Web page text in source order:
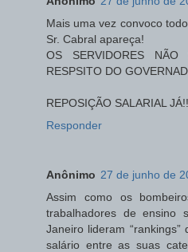
Mais uma vez convoco
Sr. Cabral apareça!
OS SERVIDORES NÃO
RESPSITO DO
REPOSIÇÃO SALARIAL
Responder
Anônimo 27 de junho de
Assim como os
trabalhadores de ensino
Janeiro lideram
salário entre as suas